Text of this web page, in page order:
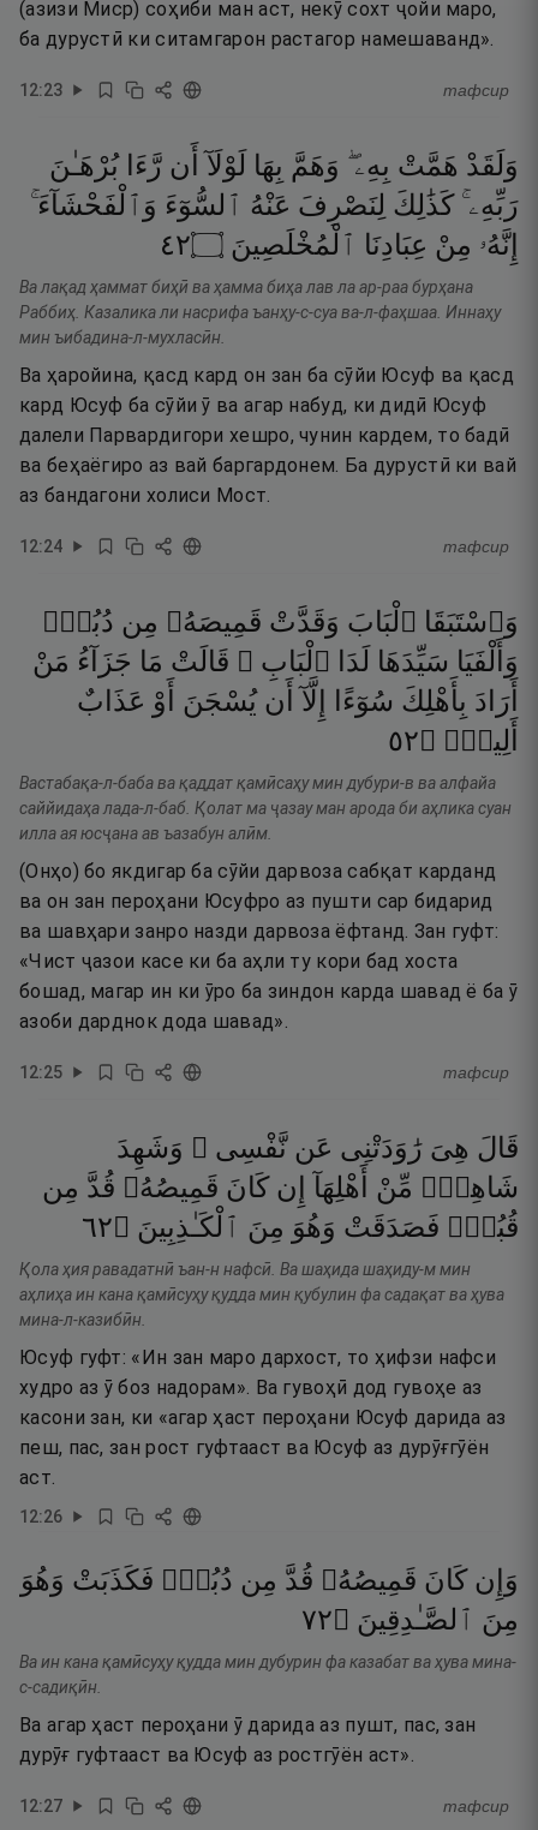
(азизи Миср) соҳиби ман аст, некӯ сохт ҷойи маро,
ба дурустӣ ки ситамгарон растагор намешаванд».
12:23 тафсир
وَلَقَدْ هَمَّتْ بِهِۦ ۖ وَهَمَّ بِهَا لَوْلَآ أَن رَّءَا بُرْهَـٰنَ
رَبِّهِۦ ۚ كَذَٰلِكَ لِنَصْرِفَ عَنْهُ ٱلسُّوٓءَ وَٱلْفَحْشَآءَ ۚ
إِنَّهُۥ مِنْ عِبَادِنَا ٱلْمُخْلَصِينَ ۝٢٤
Ва лақад ҳаммат биҳӣ ва ҳамма биҳа лав ла ар-раа бурҳана
Раббиҳ. Казалика ли насрифа ъанҳу-с-суа ва-л-фаҳшаа. Иннаҳу
мин ъибадина-л-мухласӣн.
Ва ҳаройина, қасд кард он зан ба сӯйи Юсуф ва қасд
кард Юсуф ба сӯйи ӯ ва агар набуд, ки дидӣ Юсуф
далели Парвардигори хешро, чунин кардем, то бадӣ
ва беҳаёгиро аз вай баргардонем. Ба дурустӣ ки вай
аз бандагони холиси Мост.
12:24 тафсир
وَٱسْتَبَقَا ٱلْبَابَ وَقَدَّتْ قَمِيصَهُۥ مِن دُبُرٍۢ
وَأَلْفَيَا سَيِّدَهَا لَدَا ٱلْبَابِ ۚ قَالَتْ مَا جَزَآءُ مَنْ
أَرَادَ بِأَهْلِكَ سُوٓءًا إِلَّآ أَن يُسْجَنَ أَوْ عَذَابٌ
أَلِيمٌۭ ۝٢٥
Вастабақа-л-баба ва қаддат қамӣсаҳу мин дубури-в ва алфайа
саййидаҳа лада-л-баб. Қолат ма ҷазау ман арода би аҳлика суан
илла ая юсҷана ав ъазабун алӣм.
(Онҳо) бо якдигар ба сӯйи дарвоза сабқат карданд
ва он зан пероҳани Юсуфро аз пушти сар бидарид
ва шавҳари занро назди дарвоза ёфтанд. Зан гуфт:
«Чист ҷазои касе ки ба аҳли ту кори бад хоста
бошад, магар ин ки ӯро ба зиндон карда шавад ё ба ӯ
азоби дарднок дода шавад».
12:25 тафсир
قَالَ هِىَ رَٰوَدَتْنِى عَن نَّفْسِى ۚ وَشَهِدَ
شَاهِدٌۭ مِّنْ أَهْلِهَآ إِن كَانَ قَمِيصُهُۥ قُدَّ مِن
قُبُلٍۢ فَصَدَقَتْ وَهُوَ مِنَ ٱلْكَـٰذِبِينَ ۝٢٦
Қола ҳия равадатнӣ ъан-н нафсӣ. Ва шаҳида шаҳиду-м мин
аҳлиҳа ин кана қамӣсуҳу қудда мин қубулин фа садақат ва ҳува
мина-л-казибӣн.
Юсуф гуфт: «Ин зан маро дархост, то ҳифзи нафси
худро аз ӯ боз надорам». Ва гувоҳӣ дод гувоҳе аз
касони зан, ки «агар ҳаст пероҳани Юсуф дарида аз
пеш, пас, зан рост гуфтааст ва Юсуф аз дурӯғгӯён
аст.
12:26
وَإِن كَانَ قَمِيصُهُۥ قُدَّ مِن دُبُرٍۢ فَكَذَبَتْ وَهُوَ
مِنَ ٱلصَّـٰدِقِينَ ۝٢٧
Ва ин кана қамӣсуҳу қудда мин дубурин фа казабат ва ҳува мина-
с-садиқӣн.
Ва агар ҳаст пероҳани ӯ дарида аз пушт, пас, зан
дурӯғ гуфтааст ва Юсуф аз ростгӯён аст».
12:27 тафсир